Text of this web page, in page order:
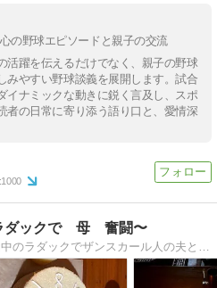
の野球エピソードと親子の交流
活躍を伝えるだけでなく、親子の野球
みやすい野球談義を展開します。試合
イナミックな動きに鋭く言及し、スポ
者の日常に寄り添う語り口と、愛情深
1000
ダックで 母 奮闘〜